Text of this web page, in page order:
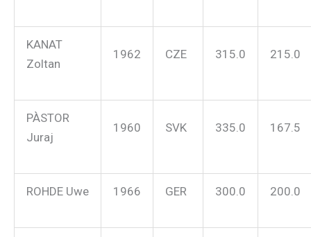
KANAT
Zoltan
1962 CZE 315.0 215.0
PÀSTOR
Juraj
1960 SVK 335.0 167.5
ROHDE Uwe 1966 GER 300.0 200.0